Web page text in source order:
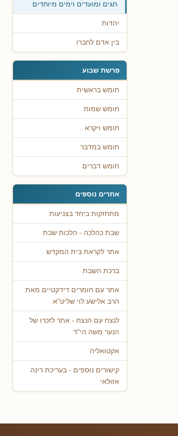
חגים ומועדים וימים מיוחדים
יהדות
בין אדם לחברו
פרשת שבוע
חומש בראשית
חומש שמות
חומש ויקרא
חומש במדבר
חומש דברים
אתרים נוספים
מתחזקות ביחד בצניעות
שבת כהלכה - הלכות שבת
אתר לקראת בית המקדש
ברכת השבת
אתר עם חומרים דידקטיים מאת
הרב אלישע לוי שליט"א
לנצח עם הנצח - אתר לזכרו של
הנער משה הי"ד
אקטואליה
קישורים נוספים - בעריכת רינה
אזולאי